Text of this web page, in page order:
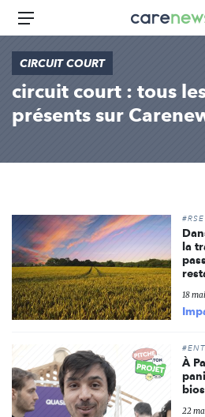
Aller
principal
Carenews,
Le
acteurs
de
Menu
CIRCUIT COURT
circuit court : tous
présents sur
#RSE
la
18
À
22